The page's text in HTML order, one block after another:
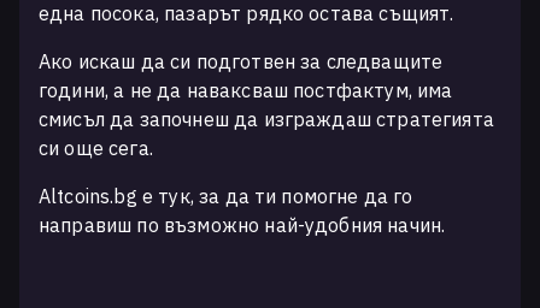
една посока, пазарът рядко остава същият.
Ако искаш да си подготвен за следващите
години, а не да наваксваш постфактум, има
смисъл да започнеш да изграждаш стратегията
си още сега.
Altcoins.bg е тук, за да ти помогне да го
направиш по възможно най-удобния начин.